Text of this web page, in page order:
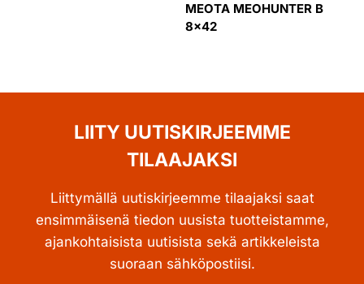
MEOTA MEOHUNTER B
8×42
LIITY UUTISKIRJEEMME
TILAAJAKSI
Liittymällä uutiskirjeemme tilaajaksi saat
ensimmäisenä tiedon uusista tuotteistamme,
ajankohtaisista uutisista sekä artikkeleista
suoraan sähköpostiisi.